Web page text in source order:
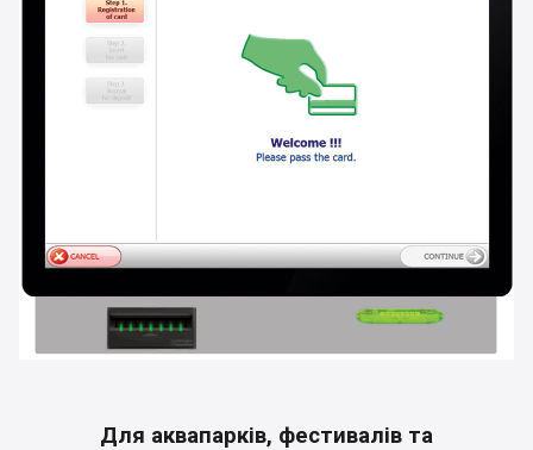
Для аквапарків, фестивалів та